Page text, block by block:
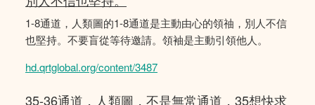
1-8通道，人類圖的1-8通道是主動由心的領䄂，別人不信
也堅持。不要盲從等待邀請。領袖是主動引領他人。
hd.qrtglobal.org/content/3487
35-36通道，人類圖，不是無常通道，35想快求